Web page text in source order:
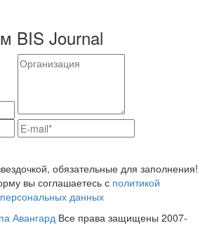
BIS Journal
обязательные для заполнения!
вы соглашаетесь с политикой
данных
Авангард Все права защищены 2007-